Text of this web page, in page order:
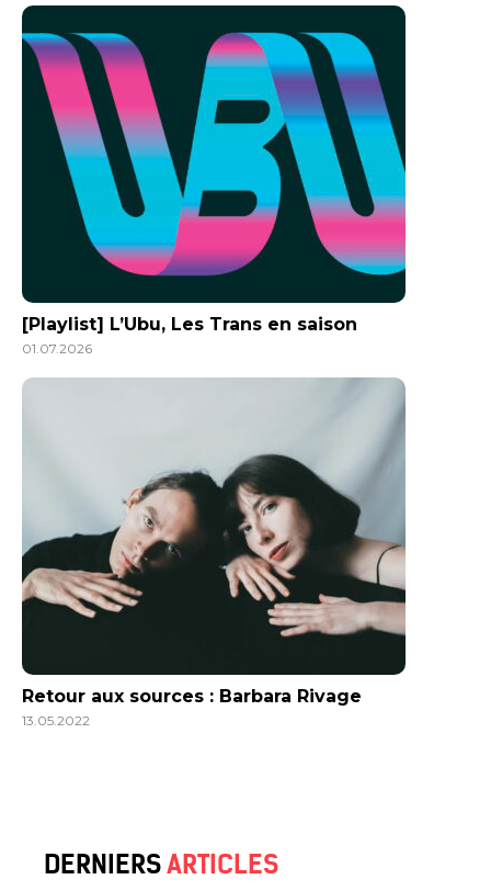
[Playlist] L’Ubu, Les Trans en saison
01.07.2026
Retour aux sources : Barbara Rivage
13.05.2022
DERNIERSARTICLES